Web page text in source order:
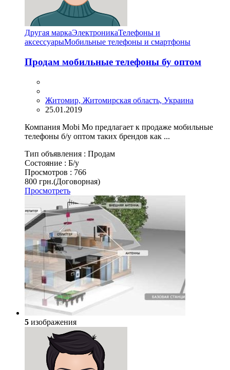
Другая маркаЭлектроникаТелефоны и
аксессуарыМобильные телефоны и смартфоны
Продам мобильные телефоны бу оптом
Житомир, Житомирская область, Украина
25.01.2019
Компания Mobi Mo предлагает к продаже мобильные
телефоны б/у оптом таких брендов как ...
Тип объявления : Продам
Состояние : Б/у
Просмотров : 766
800 грн.(Договорная)
Просмотреть
5 изображения